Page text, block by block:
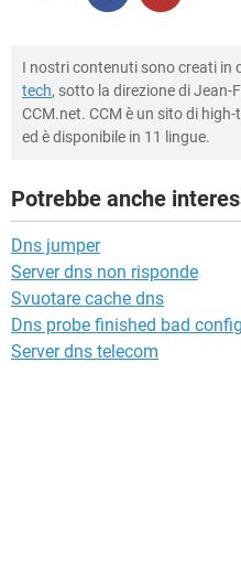
I nostri contenuti sono creati in
tech, sotto la direzione di
CCM.net. CCM è un sito di
ed è disponibile in 11 lingue.
Potrebbe anche
Dns jumper
Server dns non risponde
Svuotare cache dns
Dns probe finished bad config
Server dns telecom